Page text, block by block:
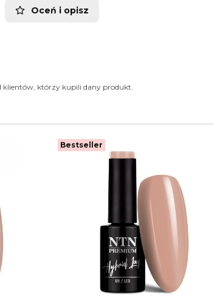
Oceń i opisz
klientów, którzy kupili dany produkt.
Bestseller